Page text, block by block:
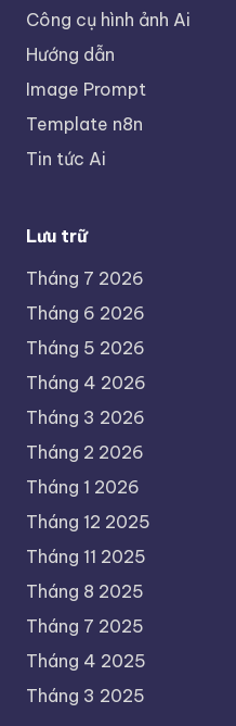
Công cụ hình ảnh Ai
Hướng dẫn
Image Prompt
Template n8n
Tin tức Ai
Lưu trữ
Tháng 7 2026
Tháng 6 2026
Tháng 5 2026
Tháng 4 2026
Tháng 3 2026
Tháng 2 2026
Tháng 1 2026
Tháng 12 2025
Tháng 11 2025
Tháng 8 2025
Tháng 7 2025
Tháng 4 2025
Tháng 3 2025